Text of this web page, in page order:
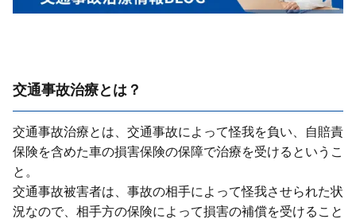
交通事故治療とは？
交通事故治療とは、交通事故によって怪我を負い、⾃賠責
保険を含めた⾞の損害保険の保障で治療を受けるというこ
と。
交通事故被害者は、事故の相⼿によって怪我させられた状
況なので、相⼿⽅の保険によって損害の補償を受けること